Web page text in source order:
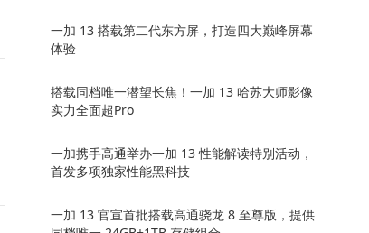
一加 13 搭载第二代东方屏，打造四大巅峰屏幕
体验
搭载同档唯一潜望长焦！一加 13 哈苏大师影像
实力全面超Pro
一加携手高通举办一加 13 性能解读特别活动，
首发多项独家性能黑科技
一加 13 官宣首批搭载高通骁龙 8 至尊版，提供